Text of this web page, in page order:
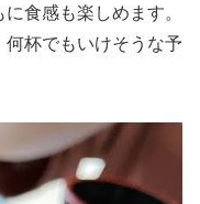
食感も楽しめます。
杯でもいけそうな予